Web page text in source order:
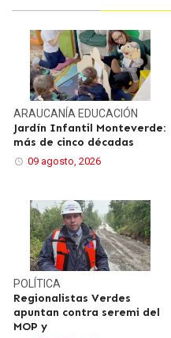
ARAUCANÍAEDUCACIÓN
Jardín Infantil Monteverde:
más de cinco décadas
09 agosto, 2026
POLÍTICA
Regionalistas Verdes
apuntan contra seremi del
MOP y